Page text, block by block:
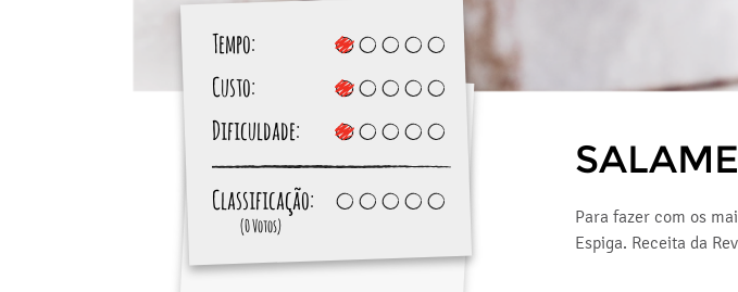
Tempo:
Custo:
Dificuldade:
Classificação:
(0 Votos)
Para fazer com os
Espiga. Receita da